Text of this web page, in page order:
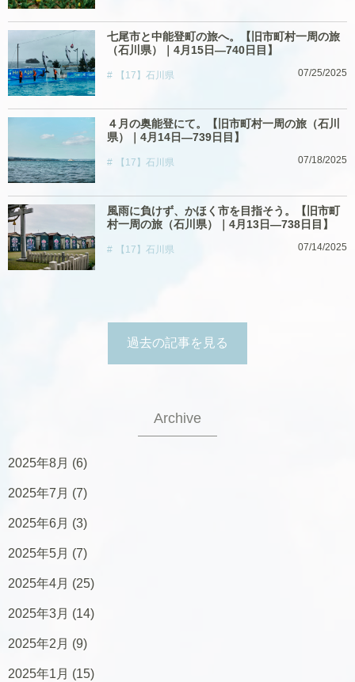
七尾市と中能登町の旅へ。【旧市町村一周の旅
（石川県）｜4月15日―740日目】
【17】石川県 07/25/2025
４月の奥能登にて。【旧市町村一周の旅（石川
県）｜4月14日―739日目】
【17】石川県 07/18/2025
風雨に負けず、かほく市を目指そう。【旧市町
村一周の旅（石川県）｜4月13日―738日目】
【17】石川県 07/14/2025
過去の記事を見る
Archive
2025年8月 (6)
2025年7月 (7)
2025年6月 (3)
2025年5月 (7)
2025年4月 (25)
2025年3月 (14)
2025年2月 (9)
2025年1月 (15)